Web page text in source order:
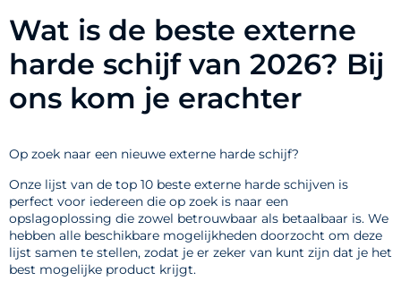
Wat is de beste externe
harde schijf van 2026? Bij
ons kom je erachter
Op zoek naar een nieuwe externe harde schijf?
Onze lijst van de top 10 beste externe harde schijven is
perfect voor iedereen die op zoek is naar een
opslagoplossing die zowel betrouwbaar als betaalbaar is. We
hebben alle beschikbare mogelijkheden doorzocht om deze
lijst samen te stellen, zodat je er zeker van kunt zijn dat je het
best mogelijke product krijgt.